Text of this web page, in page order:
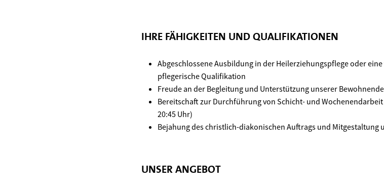
IHRE FÄHIGKEITEN UND QUALIFIKATIONEN
Abgeschlossene Ausbildung in der Heilerziehungspflege oder
pflegerische Qualifikation
Freude an der Begleitung und Unterstützung unserer
Bereitschaft zur Durchführung von Schicht- und
20:45 Uhr)
Bejahung des christlich-diakonischen Auftrags und Mitgestaltung
UNSER ANGEBOT